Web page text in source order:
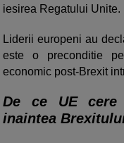
iesirea Regatului Unite.
Liderii europeni au
este o preconditie
economic post-Brexit
De ce UE
inaintea